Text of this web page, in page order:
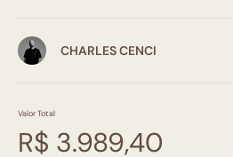
CHARLES CENCI
Valor Total
R$ 3.989,40